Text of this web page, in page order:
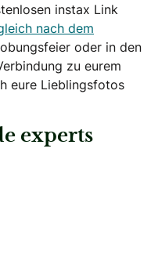
instax Link
nach dem
oder in den
zu eurem
eure Lieblingsfotos
experts